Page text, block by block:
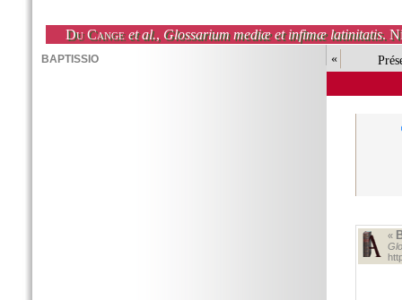
Du Cange et al., Glossarium mediæ et infimæ latinitatis.
«
«